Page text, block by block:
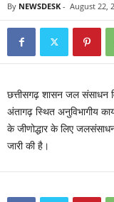
By NEWSDESK - August 22,
छत्तीसगढ़ शासन जल संसाधन
अंतागढ़ स्थित अनुविभागीय
के जीणोद्धार के लिए
जारी की है।